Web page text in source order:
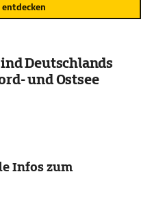
Deutschlands
und Ostsee
Infos zum